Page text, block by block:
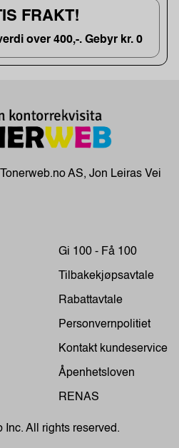
FRAKT!
over 400,-. Gebyr kr. 0
AS, Jon Leiras Vei
Gi 100 - Få 100
Tilbakekjøpsavtale
Rabattavtale
Personvernpolitiet
Kontakt kundeservice
Åpenhetsloven
RENAS
All rights reserved.